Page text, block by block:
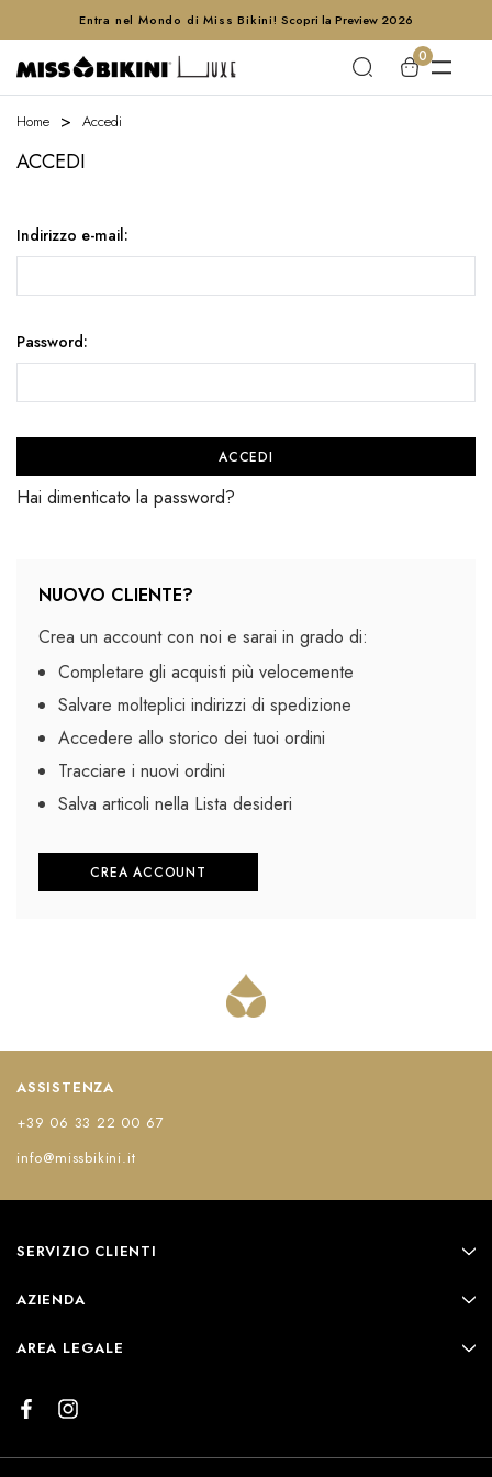
Entra nel Mondo di Miss Bikini! Scopri la Preview 2026
0
Home Accedi
ACCEDI
Indirizzo e-mail:
Password:
Hai dimenticato la password?
NUOVO CLIENTE?
Crea un account con noi e sarai in grado di:
Completare gli acquisti più velocemente
Salvare molteplici indirizzi di spedizione
Accedere allo storico dei tuoi ordini
Tracciare i nuovi ordini
Salva articoli nella Lista desideri
CREA ACCOUNT
ASSISTENZA
+39 06 33 22 00 67
info@missbikini.it
SERVIZIO CLIENTI
AZIENDA
AREA LEGALE